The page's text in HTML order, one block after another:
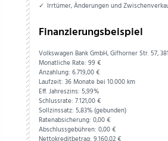
Irrtümer, Änderungen und
Finanzierungsbeispiel
Volkswagen Bank GmbH, Gifhorner Str. 57,
Monatliche Rate: 99 €
Anzahlung: 6.719,00€
Laufzeit: 36 Monate bei 10.000 km
Eff. Jahreszins: 5,99%
Schlussrate: 7.121,00€
Sollzinssatz: 5,83% (gebunden)
Ratenabsicherung: 0,00€
Abschlussgebühren: 0,00€